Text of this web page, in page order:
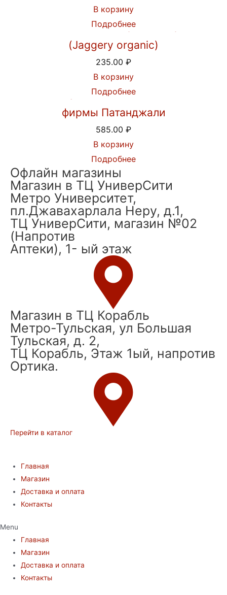
В корзину
Подробнее
Пальмовый сахар джаггери
(Jaggery organic)
235.00 ₽
В корзину
Подробнее
Шампунь Кеш Канти Рита от
фирмы Патанджали
585.00 ₽
В корзину
Подробнее
Офлайн магазины
Магазин в ТЦ УниверСити
Метро Университет,
пл.Джавахарлала Неру, д.1,
ТЦ УниверСити, магазин №02
(Напротив
Аптеки), 1- ый этаж
Магазин в ТЦ Корабль
Метро-Тульская, ул Большая
Тульская, д. 2,
ТЦ Корабль, Этаж 1ый, напротив
Ортика.
Перейти в каталог
Главная
Магазин
Доставка и оплата
Контакты
Menu
Главная
Магазин
Доставка и оплата
Контакты